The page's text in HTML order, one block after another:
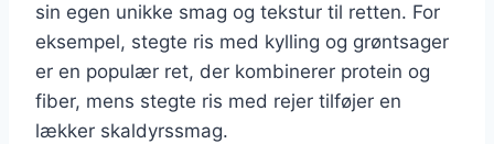
sin egen unikke smag og tekstur til retten. For
eksempel, stegte ris med kylling og grøntsager
er en populær ret, der kombinerer protein og
fiber, mens stegte ris med rejer tilføjer en
lækker skaldyrssmag.